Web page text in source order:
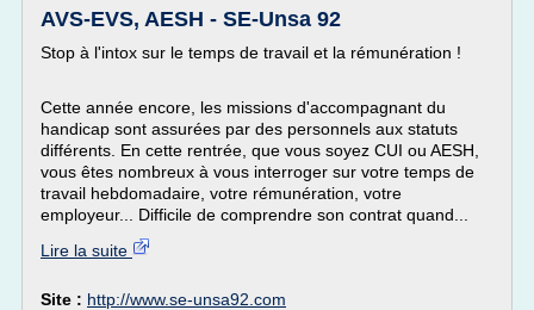
AVS-EVS, AESH - SE-Unsa 92
Stop à l'intox sur le temps de travail et la rémunération !
Cette année encore, les missions d'accompagnant du
handicap sont assurées par des personnels aux statuts
différents. En cette rentrée, que vous soyez CUI ou AESH,
vous êtes nombreux à vous interroger sur votre temps de
travail hebdomadaire, votre rémunération, votre
employeur... Difficile de comprendre son contrat quand...
Lire la suite
Site : http://www.se-unsa92.com